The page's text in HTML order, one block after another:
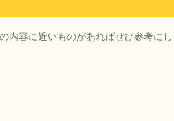
内容に近いものがあればぜひ参考にし